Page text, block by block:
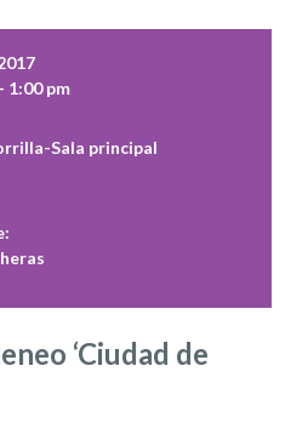
1:00 pm
Sala principal
‘Ciudad de